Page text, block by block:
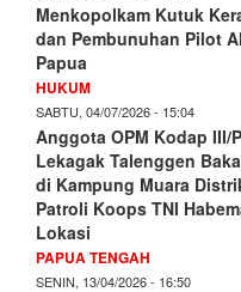
Menkopolkam Kutuk
dan Pembunuhan Pilot
Papua
HUKUM
SABTU, 04/07/2026 - 15:04
Anggota OPM Kodap III/
Lekagak Talenggen
di Kampung Muara
Patroli Koops TNI
Lokasi
PAPUA TENGAH
SENIN, 13/04/2026 - 16:50